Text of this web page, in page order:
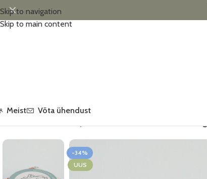
Skip to navigation
Skip to main content
Meist Võta ühendust
-34%
UUS